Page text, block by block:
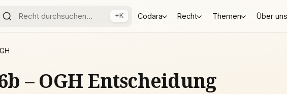
+K Codara Recht Themen Über uns
– OGH Entscheidung